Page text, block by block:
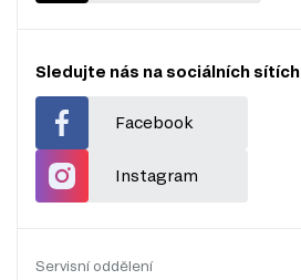
Sledujte nás na sociálních sítích
Facebook
Instagram
Servisní oddělení